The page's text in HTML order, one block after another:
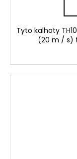
Tyto kalhoty
(20 m / s)